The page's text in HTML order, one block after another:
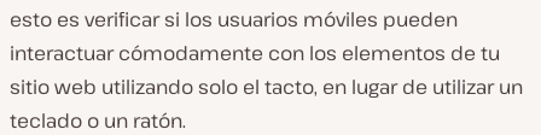
esto es verificar si los usuarios móviles pueden
interactuar cómodamente con los elementos de tu
sitio web utilizando solo el tacto, en lugar de utilizar un
teclado o un ratón.